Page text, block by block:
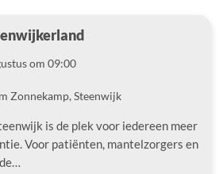
om 09:00
Zonnekamp, Steenwijk
is de plek voor iedereen meer
Voor patiënten, mantelzorgers en